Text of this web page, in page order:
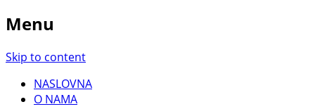
Menu
Skip to content
NASLOVNA
O NAMA